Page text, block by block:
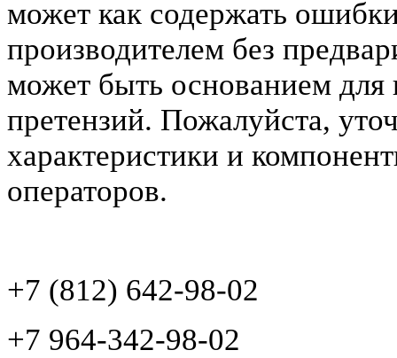
может как содержать
производителем без
может быть основанием для
претензий. Пожалуйста,
характеристики и
операторов.
+7 (812) 642-98-02
+7 964-342-98-02